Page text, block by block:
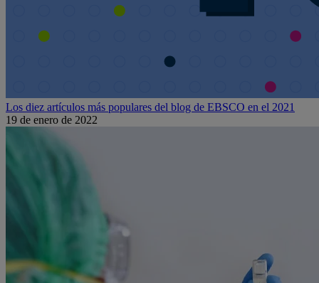
Los diez artículos más populares del blog de EBSCO en el 2021
19 de enero de 2022